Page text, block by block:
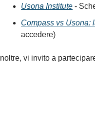
Usona Institute -
Compass vs Usona:
accedere)
Inoltre, vi invito a